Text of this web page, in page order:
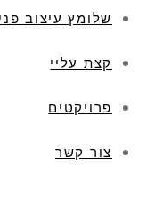
שלומץ עיצוב
קצת עליי
פרויקטים
צור קשר